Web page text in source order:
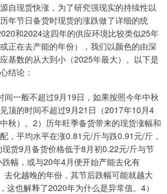
现货快涨，为了研究强现实的持续性以
年节日备货时现货的涨跌做了详细的统
和2024这四年的供应环境比较类似25年
正在去产能的年份），我们以颜色的由深
基数的从大到小（2025年最大）。以下是
结论：
一般不超过9月19日，如果按照今年中秋
顶的时间不超过9月21日（2017年10月4
秋）。2）历年旺季备货带来的现货涨幅和
，平均水平在涨0.81元/斤与跌0.91元/斤，
货9月备货价格低于8月初0.22元/斤与节
幅，或与20年4月便开始产能去化有
去化越晚的年份，其节后跌幅可能就越大
这也解释了2020年为什么是异常值。4）